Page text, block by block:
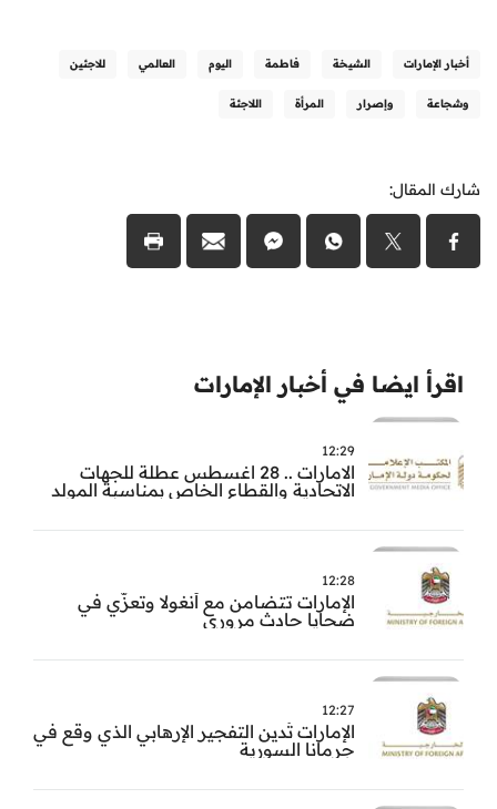
أخبار الإمارات الشيخة فاطمة اليوم العالمي للاجئين
وشجاعة وإصرار المرأة اللاجئة
شارك المقال:
اقرأ ايضا في أخبار الإمارات
12:29
الامارات .. 28 اغسطس عطلة للجهات
الاتحادية والقطاع الخاص بمناسبة المولد
12:28
الإمارات تتضامن مع أنغولا وتعزّي في
ضحايا حادث مروري
12:27
الإمارات تُدين التفجير الإرهابي الذي وقع في
جرمانا السورية